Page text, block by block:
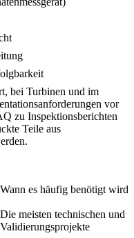
bei Turbinen und im
vor
zu Inspektionsberichten
Teile aus
Wann es häufig benötigt wird
Die meisten technischen und
Validierungsprojekte